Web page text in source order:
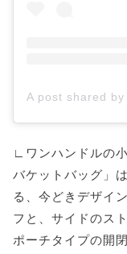
∟ワンハンドルの
バケットバッグ」
る、今どきデザイ
フと、サイドのス
ポーチタイプの開